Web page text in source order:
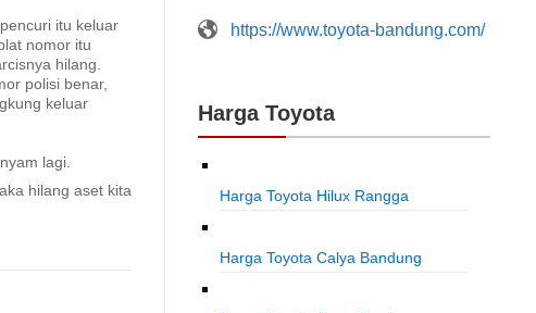
itu keluar
nomor itu
hilang.
polisi benar,
keluar
lagi.
hilang aset kita
https://www.toyota-bandung.com/
Harga Toyota
Harga Toyota Hilux Rangga
Harga Toyota Calya Bandung